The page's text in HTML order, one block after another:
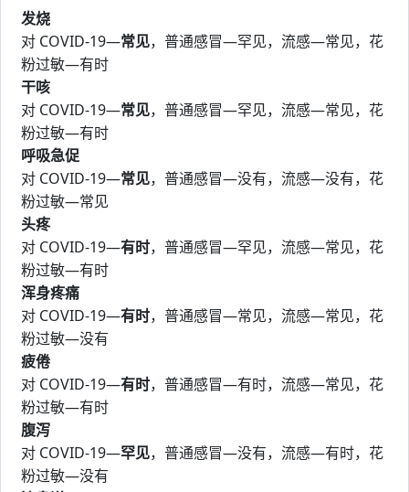
发烧
对 COVID-19—常见，普通感冒—罕见，流感—常见，花
粉过敏—有时
干咳
对 COVID-19—常见，普通感冒—罕见，流感—常见，花
粉过敏—有时
呼吸急促
对 COVID-19—常见，普通感冒—没有，流感—没有，花
粉过敏—常见
头疼
对 COVID-19—有时，普通感冒—罕见，流感—常见，花
粉过敏—有时
浑身疼痛
对 COVID-19—有时，普通感冒—常见，流感—常见，花
粉过敏—没有
疲倦
对 COVID-19—有时，普通感冒—有时，流感—常见，花
粉过敏—有时
腹泻
对 COVID-19—罕见，普通感冒—没有，流感—有时，花
粉过敏—没有